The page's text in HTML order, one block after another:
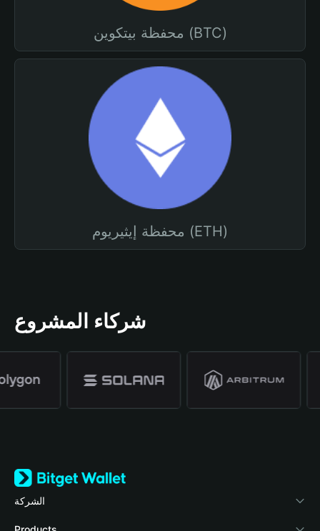
محفظة بيتكوين (BTC)
محفظة إيثيريوم (ETH)
شركاء المشروع
الشركة